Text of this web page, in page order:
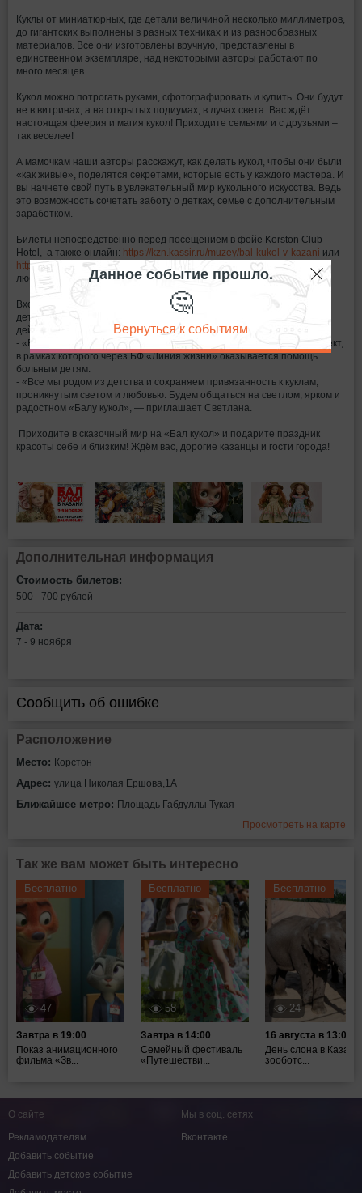
Куклы от миниатюрных, где детали величиной несколько миллиметров,
до гигантских выполнены в разных техниках и из разнообразных
материалов. Все они изготовлены вручную, представлены в
единственном экземпляре, над некоторыми авторы работают по
много месяцев.
Кукол можно потрогать руками, сфотографировать и купить. Они будут
не в витринах, а на открытых подиумах, в лучах света. Вас ждёт
настоящая феерия и магия кукол! Приходите семьями и с друзьями –
так веселее!
А мамочкам наши авторы расскажут, как делать кукол, чтобы они были
«как живые», поделятся секретами, которые есть у каждого мастера. И
вы начнете свой путь в увлекательный мир кукольного искусства. Ведь
это возможность сочетать заботу о детках, семье с дополнительным
заработком.
Билеты непосредственно перед посещением в фойе Korston Club
Hotel, а также онлайн: https://kzn.kassir.ru/muzey/bal-kukol-v-kazani или
https://balkukol.ru/ . Купленный билет действителен на один проход в
любой день по расписанию выставки.
Входной билет - 700₽; подростки, студенты и пенсионеры — 500₽;
дети до 7 лет, многодетные семьи, ветераны и участники боевых
действий, инвалиды 1-й группы – бесплатно.
- «Балы кукол» Светланы Пчельниковой — благотворительный проект,
в рамках которого через БФ «Линия жизни» оказывается помощь
больным детям.
- «Все мы родом из детства и сохраняем привязанность к куклам,
проникнутым светом и любовью. Будем общаться на светлом, ярком и
радостном «Балу кукол», — приглашает Светлана.
Приходите в сказочный мир на «Бал кукол» и подарите праздник
красоты себе и близким! Ждём вас, дорогие казанцы и гости города!
Дополнительная информация
Стоимость билетов:
500 - 700 рублей
Дата:
7 - 9 ноября
Сообщить об ошибке
Расположение
Место: Корстон
Адрес: улица Николая Ершова,1А
Ближайшее метро: Площадь Габдуллы Тукая
Просмотреть на карте
Так же вам может быть интересно
Бесплатно
47
Завтра в 19:00
Показ анимационного
фильма «Зв...
Бесплатно
58
Завтра в 14:00
Семейный фестиваль
«Путешестви...
Бесплатно
24
16 августа в 13:00
День слона в
зооботс...
Данное событие прошло.
🤔
Вернуться к событиям
О сайте
Рекламодателям
Добавить событие
Добавить детское событие
Мы в соц. сетях
Вконтакте